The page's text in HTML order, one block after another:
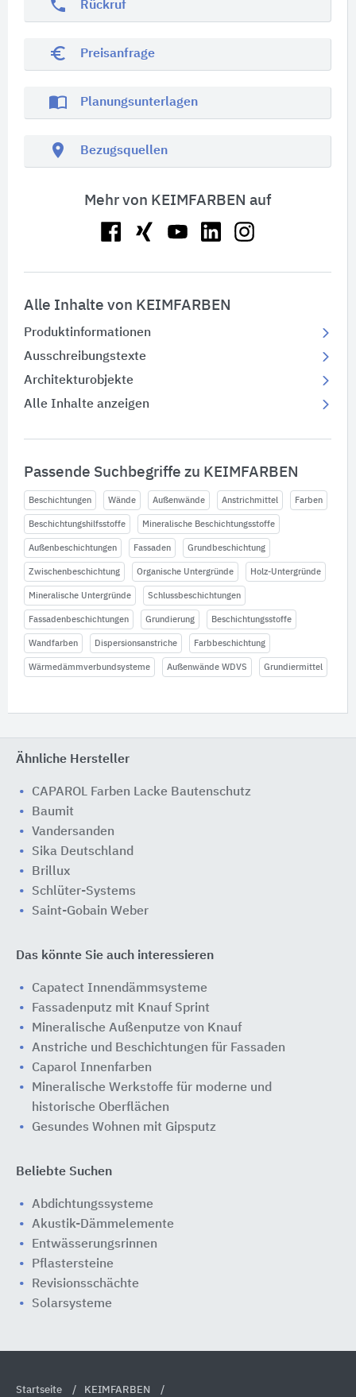
phone Rückruf
euro_symbol Preisanfrage
import_contacts Planungsunterlagen
location_on Bezugsquellen
Mehr von KEIMFARBEN auf
Alle Inhalte von KEIMFARBEN
Produktinformationen
Ausschreibungstexte
Architekturobjekte
Alle Inhalte anzeigen
Passende Suchbegriffe zu KEIMFARBEN
Beschichtungen Wände Außenwände Anstrichmittel Farben
Beschichtungshilfsstoffe Mineralische Beschichtungsstoffe
Außenbeschichtungen Fassaden Grundbeschichtung
Zwischenbeschichtung Organische Untergründe Holz-Untergründe
Mineralische Untergründe Schlussbeschichtungen
Fassadenbeschichtungen Grundierung Beschichtungsstoffe
Wandfarben Dispersionsanstriche Farbbeschichtung
Wärmedämmverbundsysteme Außenwände WDVS Grundiermittel
Ähnliche Hersteller
CAPAROL Farben Lacke Bautenschutz
Baumit
Vandersanden
Sika Deutschland
Brillux
Schlüter-Systems
Saint-Gobain Weber
Das könnte Sie auch interessieren
Capatect Innendämmsysteme
Fassadenputz mit Knauf Sprint
Mineralische Außenputze von Knauf
Anstriche und Beschichtungen für Fassaden
Caparol Innenfarben
Mineralische Werkstoffe für moderne und
historische Oberflächen
Gesundes Wohnen mit Gipsputz
Beliebte Suchen
Abdichtungssysteme
Akustik-Dämmelemente
Entwässerungsrinnen
Pflastersteine
Revisionsschächte
Solarsysteme
Startseite
KEIMFARBEN